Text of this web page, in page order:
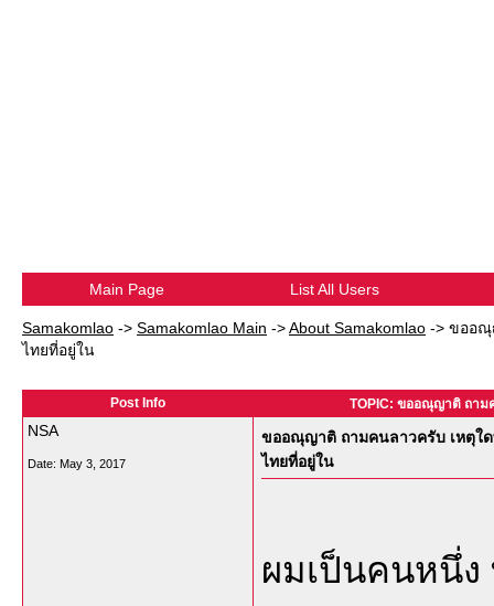
Main Page List All Users
Samakomlao -> Samakomlao Main ->About Samakomlao -> ขออณุ
ไทยที่อยู่ใน
Post Info TOPIC: ขออณุญาติ ถาม
NSA
Date: May 3, 2017
ขออณุญาติ ถามคนลาวครับ เหตุใด
ไทยที่อยู่ใน
ผมเป็นคนหนึ่ง